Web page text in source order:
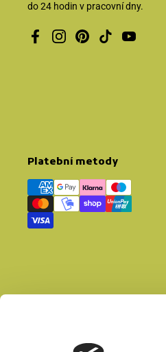
do 24 hodin v pracovní dny.
FacebookInstagram
PinterestTikTokYouTube
Platební metody